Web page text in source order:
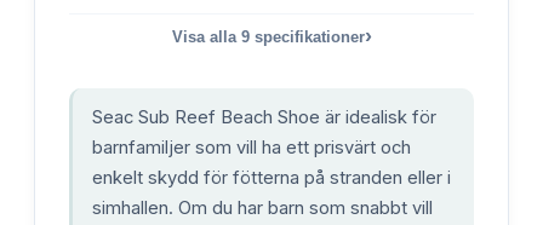
Visa alla 9specifikationer›
Seac Sub Reef Beach Shoe är idealisk för
barnfamiljer som vill ha ett prisvärt och
enkelt skydd för fötterna på stranden eller i
simhallen. Om du har barn som snabbt vill